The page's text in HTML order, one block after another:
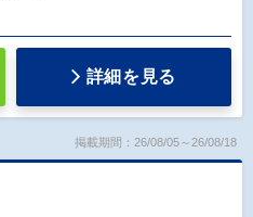
詳細を見る
掲載期間：26/08/05～26/08/18